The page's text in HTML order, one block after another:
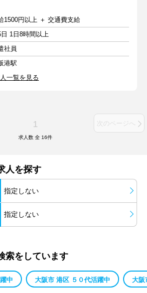
1500円以上 ＋ 交通費支給
1日8時間以上
社員
港駅
一覧を見る
1 次のページへ
求人数 全 16件
人を探す
指定しない
指定しない
索をしています
中 大阪市 港区 ５０代活躍中 大阪